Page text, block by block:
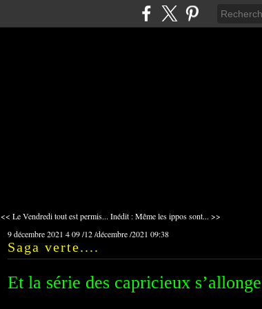
<< Le Vendredi tout est permis... Inédit : Même les ippos sont... >>
9 décembre 2021 409/12/décembre/2021 09:38
Saga verte....
Et la série des capricieux s’allonge